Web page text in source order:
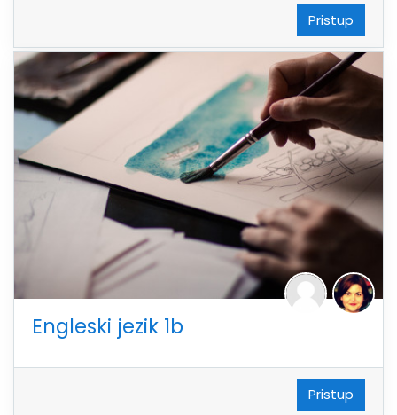
Pristup
Engleski jezik 1b
Pristup